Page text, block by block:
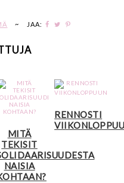
~ JAA:
MITÄ
TEKISIT
NAISIA
RENNOSTI